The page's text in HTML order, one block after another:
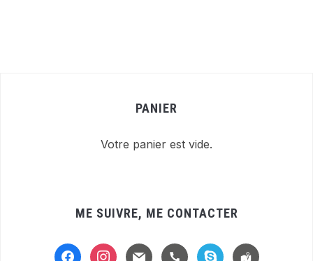
PANIER
Votre panier est vide.
ME SUIVRE, ME CONTACTER
facebookinstagram
mail handsetskype
location-